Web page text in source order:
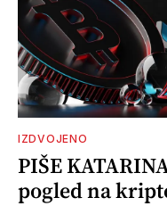
IZDVOJENO
PIŠE
pogled na